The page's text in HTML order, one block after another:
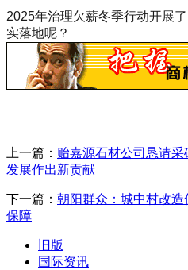
2025年治理欠薪冬季行动开展
实落地呢？
上一篇： 贻嘉源石材公司恳请
发展作出新贡献
下一篇： 朝阳群众：城中村改
保障
旧版
国际资讯